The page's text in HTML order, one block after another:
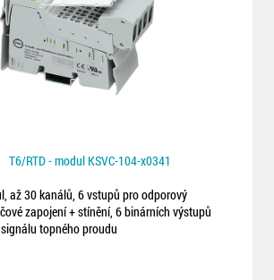
T6/RTD - modul KSVC-104-x0341
až 30 kanálů, 6 vstupů pro odporový
zapojení + stínění, 6 binárních výstupů
topného proudu